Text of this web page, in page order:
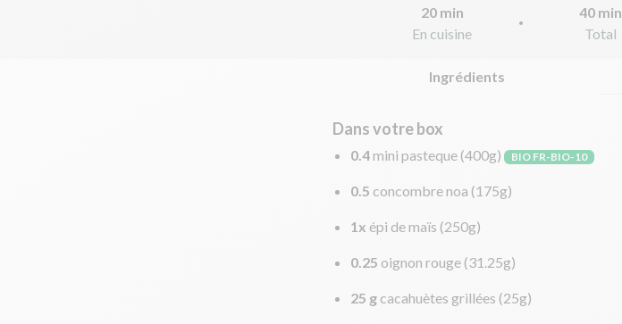
20 min
En cuisine
40 min
Total
Ingrédients
Dans votre box
0.4mini pasteque (400g) BIO FR-BIO-10
0.5 concombre noa (175g)
1x épi de maïs (250g)
0.25 oignon rouge (31.25g)
25 g cacahuètes grillées (25g)